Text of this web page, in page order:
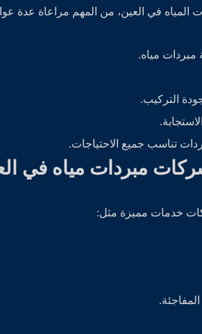
في العين، من المهم مراعاة عدة
مبردات مياه.
التركيب.
تناسب جميع الاحتياجات.
مبردات مياه في
خدمات مميزة مثل: